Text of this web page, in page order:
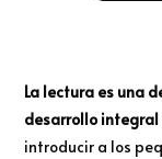
La lectura es una
desarrollo integral
introducir a los